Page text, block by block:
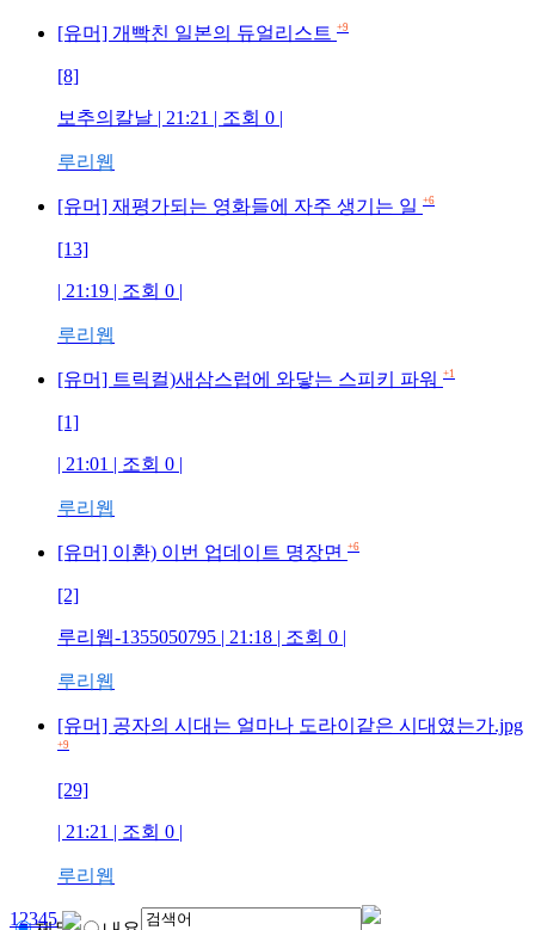
[유머] 개빡친 일본의 듀얼리스트 +9
[8]
보추의칼날 | 21:21 | 조회 0 |
루리웹
[유머] 재평가되는 영화들에 자주 생기는 일 +6
[13]
| 21:19 | 조회 0 |
루리웹
[유머] 트릭컬)새삼스럽에 와닿는 스피키 파워 +1
[1]
| 21:01 | 조회 0 |
루리웹
[유머] 이환) 이번 업데이트 명장면 +6
[2]
루리웹-1355050795 | 21:18 | 조회 0 |
루리웹
[유머] 공자의 시대는 얼마나 도라이같은 시대였는가.jpg
+9
[29]
| 21:21 | 조회 0 |
루리웹
12345